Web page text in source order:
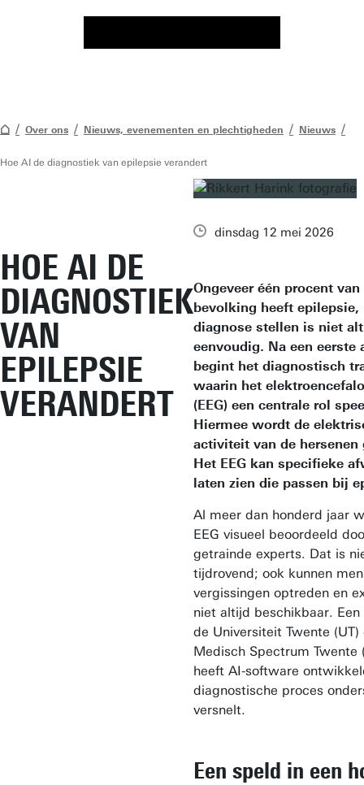
Over ons Nieuws, evenementen en plechtigheden Nieuws
Hoe AI de diagnostiek van epilepsie verandert
HOE AI DE
DIAGNOSTIEK
VAN
EPILEPSIE
VERANDERT
dinsdag 12 mei 2026
Ongeveer één procent van
bevolking heeft epilepsie,
diagnose stellen is niet
eenvoudig. Na een eerste
begint het diagnostisch
waarin het
(EEG) een centrale rol
Hiermee wordt de
activiteit van de hersenen
Het EEG kan specifieke
laten zien die passen bij
Al meer dan honderd jaar
EEG visueel beoordeeld
getrainde experts. Dat is
tijdrovend; ook kunnen
vergissingen optreden en
niet altijd beschikbaar. Een
de Universiteit Twente (UT)
Medisch Spectrum Twente
heeft AI-software
diagnostische proces
versnelt.
Een speld in een